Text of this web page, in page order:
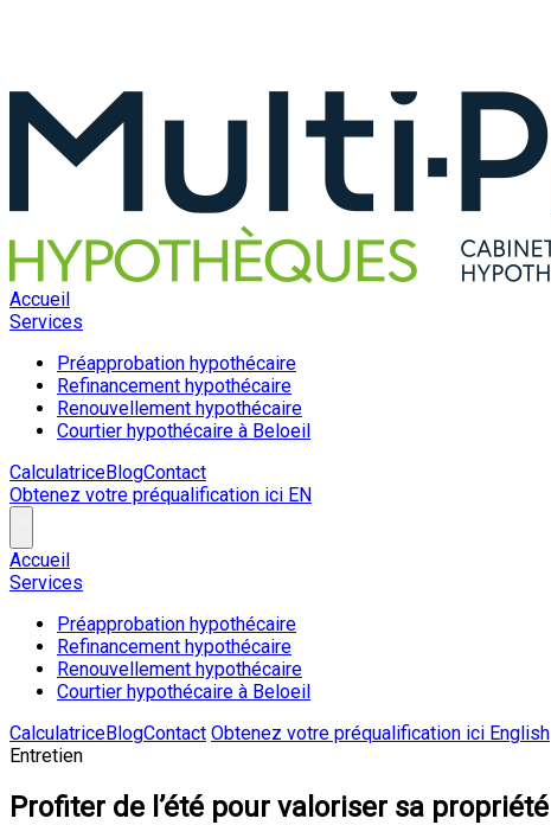
Accueil
Services
Préapprobation hypothécaire
Refinancement hypothécaire
Renouvellement hypothécaire
Courtier hypothécaire à Beloeil
CalculatriceBlogContact
Obtenez votre préqualification ici EN
Accueil
Services
Préapprobation hypothécaire
Refinancement hypothécaire
Renouvellement hypothécaire
Courtier hypothécaire à Beloeil
CalculatriceBlogContact Obtenez votre préqualification ici English
Entretien
Profiter de l’été pour valoriser sa propriété